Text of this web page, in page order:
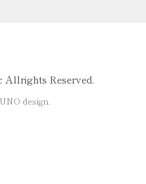
Allrights Reserved.
design.